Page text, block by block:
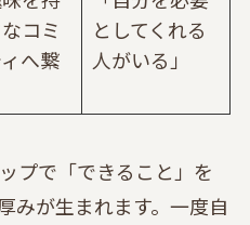
コミ
へ繋
としてくれる
人がいる」
プで「できること」を
みが生まれます。一度自